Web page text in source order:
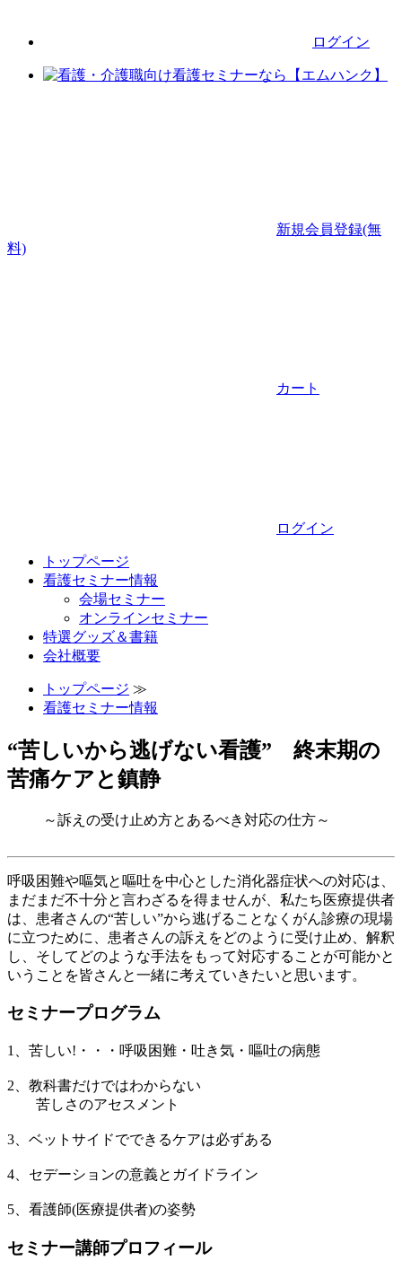
ログイン
新規会員登録(無
料)
カート
ログイン
トップページ
看護セミナー情報
会場セミナー
オンラインセミナー
特選グッズ＆書籍
会社概要
トップページ ≫
看護セミナー情報
“苦しいから逃げない看護” 終末期の
苦痛ケアと鎮静
～訴えの受け止め方とあるべき対応の仕方～
呼吸困難や嘔気と嘔吐を中心とした消化器症状への対応は、
まだまだ不十分と言わざるを得ませんが、私たち医療提供者
は、患者さんの“苦しい”から逃げることなくがん診療の現場
に立つために、患者さんの訴えをどのように受け止め、解釈
し、そしてどのような手法をもって対応することが可能かと
いうことを皆さんと一緒に考えていきたいと思います。
セミナープログラム
1、苦しい!・・・呼吸困難・吐き気・嘔吐の病態
2、教科書だけではわからない
苦しさのアセスメント
3、ベットサイドでできるケアは必ずある
4、セデーションの意義とガイドライン
5、看護師(医療提供者)の姿勢
セミナー講師プロフィール